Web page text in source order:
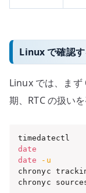
Linux で確認
Linux では、まず
期、RTC の扱いを
date
date
-u
chronyc
chronyc